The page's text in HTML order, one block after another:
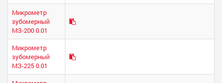
Микрометр
зубомерный
МЗ-200 0.01
Микрометр
зубомерный
МЗ-225 0.01